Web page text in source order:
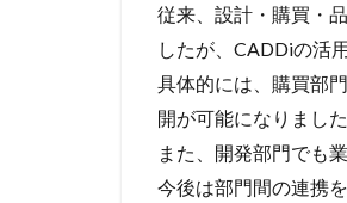
従来、設計・購買・
したが、CADDiの活
具体的には、購買部
開が可能になりました
また、開発部門でも
今後は部門間の連携